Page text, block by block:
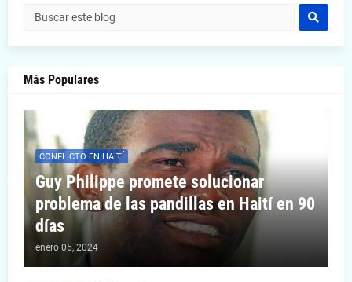
Más Populares
CONFLICTO EN HAITÍ
Guy Philippe promete solucionar
problema de las pandillas en Haití en 90
días
enero 05, 2024